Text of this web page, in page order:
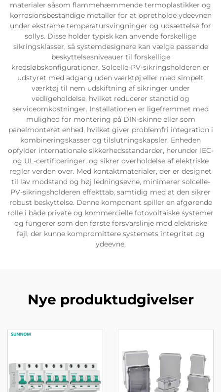
materialer såsom flammehæmmende termoplastikker og
korrosionsbestandige metaller for at opretholde ydeevnen
under ekstreme temperatursvingninger og udsættelse for
sollys. Disse holder typisk kan anvende forskellige
sikringsklasser, så systemdesignere kan vælge passende
beskyttelsesniveauer til forskellige
kredsløbskonfigurationer. Solcelle-PV-sikringsholderen er
udstyret med adgang uden værktøj eller med simpelt
værktøj til nem udskiftning af sikringer under
vedligeholdelse, hvilket reducerer standtid og
serviceomkostninger. Installationen er ligefremmet med
mulighed for montering på DIN-skinne eller som
panelmonteret enhed, hvilket giver problemfri integration i
kombineringskasser og tilslutningskapsler. Enheden
opfylder internationale sikkerhedsstandarder, herunder IEC-
og UL-certificeringer, og sikrer overholdelse af elektriske
regler verden over. Med kontaktmaterialer, der er designet
til lav modstand og høj ledningsevne, minimerer solcelle-
PV-sikringsholderen effekttab, samtidig med at den sikrer
robust beskyttelse. Denne komponent spiller en afgørende
rolle i både private og kommercielle fotovoltaiske systemer
og fungerer som den første forsvarslinje mod elektriske
fejl, der kunne kompromittere systemets integritet og
ydeevne.
Nye produktudgivelser